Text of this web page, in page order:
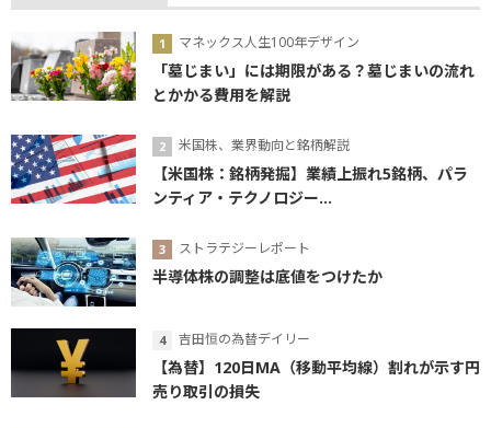
マネックス人生100年デザイン
「墓じまい」には期限がある？墓じまいの流れ
とかかる費用を解説
米国株、業界動向と銘柄解説
【米国株：銘柄発掘】業績上振れ5銘柄、パラ
ンティア・テクノロジー...
ストラテジーレポート
半導体株の調整は底値をつけたか
吉田恒の為替デイリー
【為替】120日MA（移動平均線）割れが示す円
売り取引の損失